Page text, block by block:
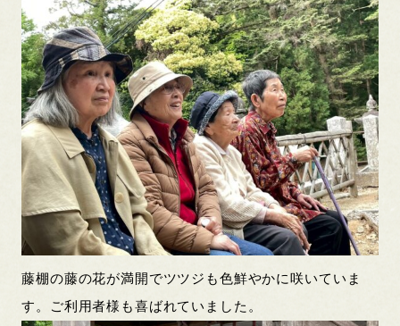
藤棚の藤の花が満開でツツジも色鮮やかに咲いていま
す。ご利用者様も喜ばれていました。